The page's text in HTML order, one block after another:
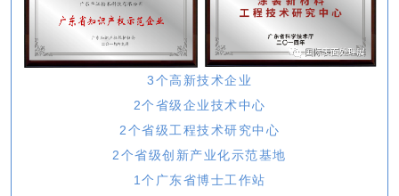
3个高新技术企业
2个省级企业技术中心
2个省级工程技术研究中心
2个省级创新产业化示范基地
1个广东省博士工作站